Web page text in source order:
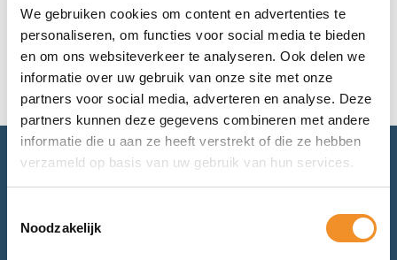
We gebruiken cookies om content en advertenties te
personaliseren, om functies voor social media te bieden
en om ons websiteverkeer te analyseren. Ook delen we
informatie over uw gebruik van onze site met onze
partners voor social media, adverteren en analyse. Deze
partners kunnen deze gegevens combineren met andere
informatie die u aan ze heeft verstrekt of die ze hebben
verzameld op basis van uw gebruik van hun services.
Noodzakelijk
Toevoegen aan winkelwagen
Voor retourneren of garantie: mail ons.